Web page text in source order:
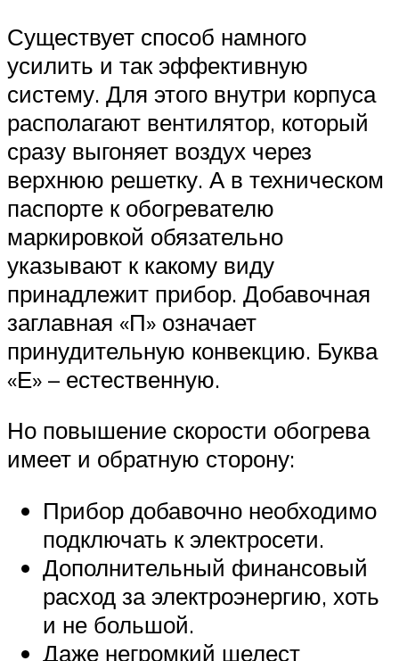
Существует способ намного
усилить и так эффективную
систему. Для этого внутри корпуса
располагают вентилятор, который
сразу выгоняет воздух через
верхнюю решетку. А в техническом
паспорте к обогревателю
маркировкой обязательно
указывают к какому виду
принадлежит прибор. Добавочная
заглавная «П» означает
принудительную конвекцию. Буква
«Е» – естественную.
Но повышение скорости обогрева
имеет и обратную сторону:
Прибор добавочно необходимо
подключать к электросети.
Дополнительный финансовый
расход за электроэнергию, хоть
и не большой.
Даже негромкий шелест